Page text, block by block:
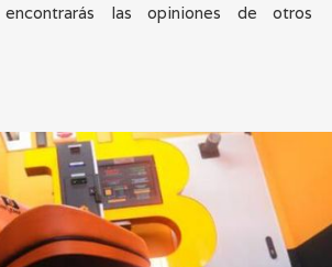
las opiniones de otros